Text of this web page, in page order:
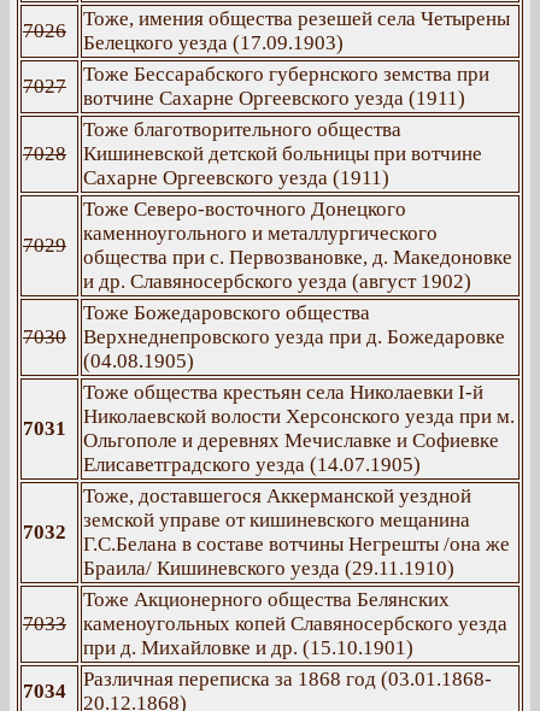
7026
Тоже, имения общества резешей села Четырены
Белецкого уезда (17.09.1903)
7027
Тоже Бессарабского губернского земства при
вотчине Сахарне Оргеевского уезда (1911)
7028
Тоже благотворительного общества
Кишиневской детской больницы при вотчине
Сахарне Оргеевского уезда (1911)
7029
Тоже Северо-восточного Донецкого
каменноугольного и металлургического
общества при с. Первозвановке, д. Македоновке
и др. Славяносербского уезда (август 1902)
7030
Тоже Божедаровского общества
Верхнеднепровского уезда при д. Божедаровке
(04.08.1905)
7031
Тоже общества крестьян села Николаевки І-й
Николаевской волости Херсонского уезда при м.
Ольгополе и деревнях Мечиславке и Софиевке
Елисаветградского уезда (14.07.1905)
7032
Тоже, доставшегося Аккерманской уездной
земской управе от кишиневского мещанина
Г.С.Белана в составе вотчины Негрешты /она же
Браила/ Кишиневского уезда (29.11.1910)
7033
Тоже Акционерного общества Белянских
каменоугольных копей Славяносербского уезда
при д. Михайловке и др. (15.10.1901)
7034
Различная переписка за 1868 год (03.01.1868-
20.12.1868)